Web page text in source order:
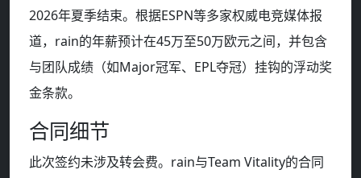
2026年夏季结束。根据ESPN等多家权威电竞媒体报
道，rain的年薪预计在45万至50万欧元之间，并包含
与团队成绩（如Major冠军、EPL夺冠）挂钩的浮动奖
金条款。
合同细节
此次签约未涉及转会费。rain与Team Vitality的合同